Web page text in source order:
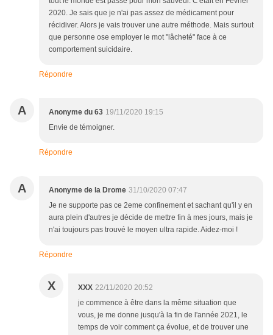
2020. Je sais que je n'ai pas assez de médicament pour
récidiver. Alors je vais trouver une autre méthode. Mais surtout
que personne ose employer le mot "lâcheté" face à ce
comportement suicidaire.
Répondre
A Anonyme du 63 19/11/2020 19:15
Envie de témoigner.
Répondre
A Anonyme de la Drome 31/10/2020 07:47
Je ne supporte pas ce 2eme confinement et sachant qu'il y en
aura plein d'autres je décide de mettre fin à mes jours, mais je
n'ai toujours pas trouvé le moyen ultra rapide. Aidez-moi !
Répondre
X XXX 22/11/2020 20:52
je commence à être dans la même situation que
vous, je me donne jusqu'à la fin de l'année 2021, le
temps de voir comment ça évolue, et de trouver une